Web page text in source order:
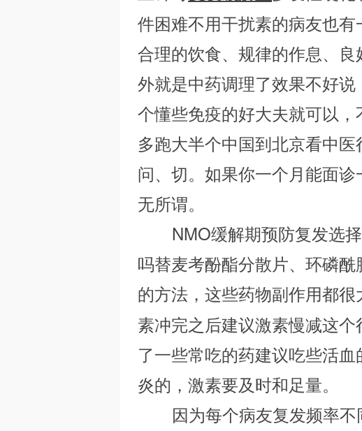
件困难不用干扰素的病友也
合理的饮食、规律的作息、
外就是中药调理了效果不好
个懂些免疫的好大夫就可以
多跑大半个中国到北京看中医
问、切。如果你一个月能面
无所谓。
NMO缓解期预防复发选择
吗替麦考酚酯分散片、环磷
的方法，这些药物副作用都很
素冲完之后建议激素慢减这
了一些常吃的药建议吃些活
炎的，激素要及时和足量。
因为每个病友复发频率不